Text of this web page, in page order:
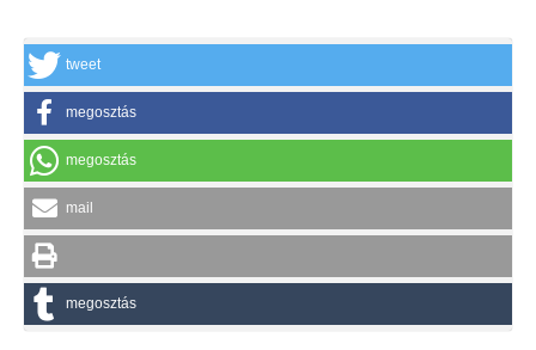
tweet
megosztás
megosztás
mail
megosztás